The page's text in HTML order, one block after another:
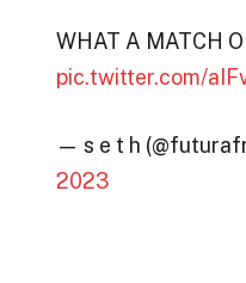
WHAT A MATCH
pic.twitter.com/
— s e t h
2023